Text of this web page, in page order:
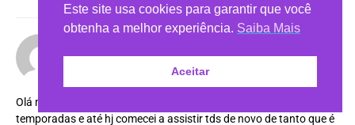
Olá meu nome é Isabella, qnd era pequena eu já tinha visto tds as
temporadas e até hj comecei a assistir tds de novo de tanto que é
Este site usa cookies para garantir que você
obtenha a melhor experiência. Saiba Mais
Aceitar